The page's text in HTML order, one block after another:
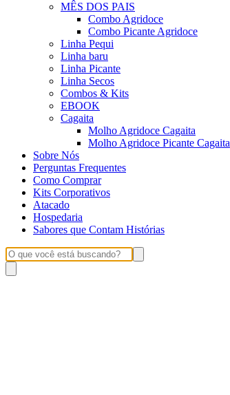
MÊS DOS PAIS
Combo Agridoce
Combo Picante Agridoce
Linha Pequi
Linha baru
Linha Picante
Linha Secos
Combos & Kits
EBOOK
Cagaita
Molho Agridoce Cagaita
Molho Agridoce Picante Cagaita
Sobre Nós
Perguntas Frequentes
Como Comprar
Kits Corporativos
Atacado
Hospedaria
Sabores que Contam Histórias